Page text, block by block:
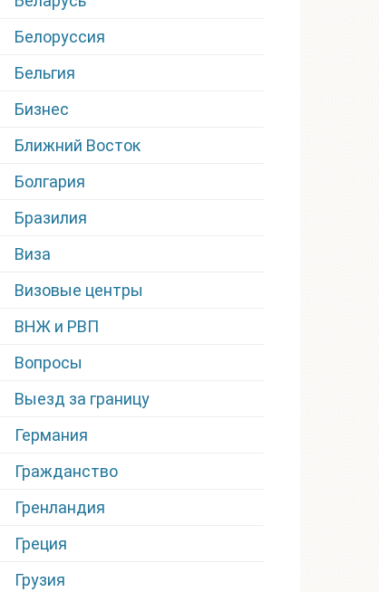
Белоруссия
Бельгия
Бизнес
Ближний Восток
Болгария
Бразилия
Виза
Визовые центры
ВНЖ и РВП
Вопросы
Выезд за границу
Германия
Гражданство
Гренландия
Греция
Грузия